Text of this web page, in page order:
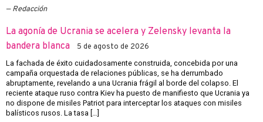
Redacción
La agonía de Ucrania se acelera y Zelensky levanta la
bandera blanca
5 de agosto de 2026
La fachada de éxito cuidadosamente construida, concebida por una
campaña orquestada de relaciones públicas, se ha derrumbado
abruptamente, revelando a una Ucrania frágil al borde del colapso. El
reciente ataque ruso contra Kiev ha puesto de manifiesto que Ucrania ya
no dispone de misiles Patriot para interceptar los ataques con misiles
balísticos rusos. La tasa […]